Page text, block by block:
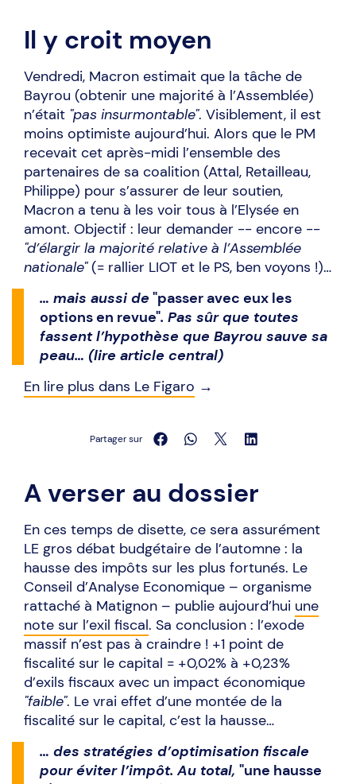
Il y croit moyen
Vendredi, Macron estimait que la tâche de
Bayrou (obtenir une majorité à l’Assemblée)
n’était "pas insurmontable". Visiblement, il est
moins optimiste aujourd’hui. Alors que le PM
recevait cet après-midi l’ensemble des
partenaires de sa coalition (Attal, Retailleau,
Philippe) pour s’assurer de leur soutien,
Macron a tenu à les voir tous à l’Elysée en
amont. Objectif : leur demander -- encore --
"d’élargir la majorité relative à l’Assemblée
nationale"(= rallier LIOT et le PS, ben voyons !)…
… mais aussi de "passer avec eux les
options en revue". Pas sûr que toutes
fassent l’hypothèse que Bayrou sauve sa
peau… (lire article central)
En lire plus dans Le Figaro →
Partager sur
A verser au dossier
En ces temps de disette, ce sera assurément
LE gros débat budgétaire de l’automne : la
hausse des impôts sur les plus fortunés. Le
Conseil d’Analyse Economique – organisme
rattaché à Matignon – publie aujourd’hui une
note sur l’exil fiscal. Sa conclusion : l’exode
massif n’est pas à craindre ! +1 point de
fiscalité sur le capital = +0,02% à +0,23%
d’exils fiscaux avec un impact économique
"faible". Le vrai effet d’une montée de la
fiscalité sur le capital, c’est la hausse…
… des stratégies d’optimisation fiscale
pour éviter l’impôt. Au total, "une hausse